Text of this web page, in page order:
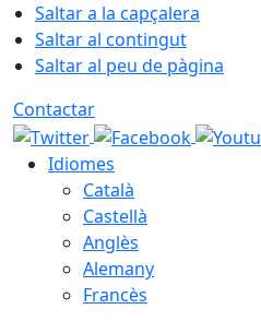
Saltar a la capçalera
Saltar al contingut
Saltar al peu de pàgina
Contactar
Idiomes
Català
Castellà
Anglès
Alemany
Francès